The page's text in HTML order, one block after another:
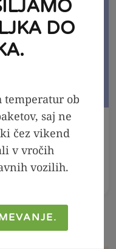
namaz 100
% - Crunchy, 300g
DO
ob
saj ne
čez vikend
v vročih
vozilih.